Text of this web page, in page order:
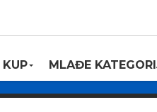
KUP MLAĐE